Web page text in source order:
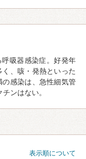
吸器感染症。好発年
、咳・発熱といった
感染は、急性細気管
ンはない。
表示順について